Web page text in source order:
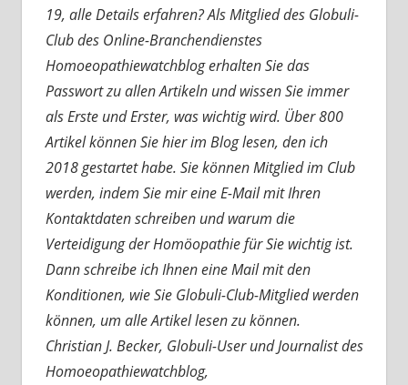
19, alle Details erfahren? Als Mitglied des Globuli-
Club des Online-Branchendienstes
Homoeopathiewatchblog erhalten Sie das
Passwort zu allen Artikeln und wissen Sie immer
als Erste und Erster, was wichtig wird. Über 800
Artikel können Sie hier im Blog lesen, den ich
2018 gestartet habe. Sie können Mitglied im Club
werden, indem Sie mir eine E-Mail mit Ihren
Kontaktdaten schreiben und warum die
Verteidigung der Homöopathie für Sie wichtig ist.
Dann schreibe ich Ihnen eine Mail mit den
Konditionen, wie Sie Globuli-Club-Mitglied werden
können, um alle Artikel lesen zu können.
Christian J. Becker, Globuli-User und Journalist des
Homoeopathiewatchblog,